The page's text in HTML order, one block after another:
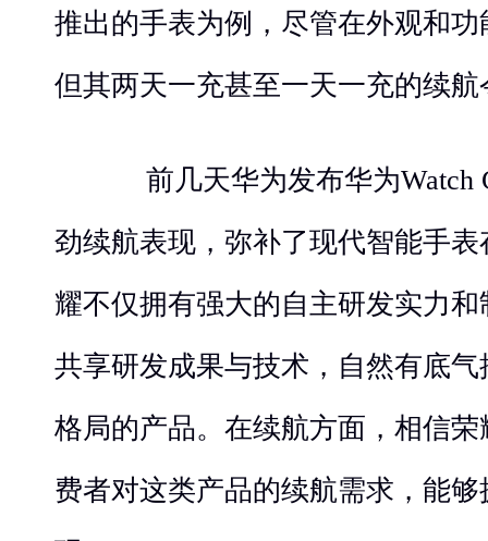
推出的手表为例，尽管在外观和
但其两天一充甚至一天一充的续
前几天华为发布华为Watch
劲续航表现，弥补了现代智能手
耀不仅拥有强大的自主研发实力
共享研发成果与技术，自然有底
格局的产品。在续航方面，相信
费者对这类产品的续航需求，能